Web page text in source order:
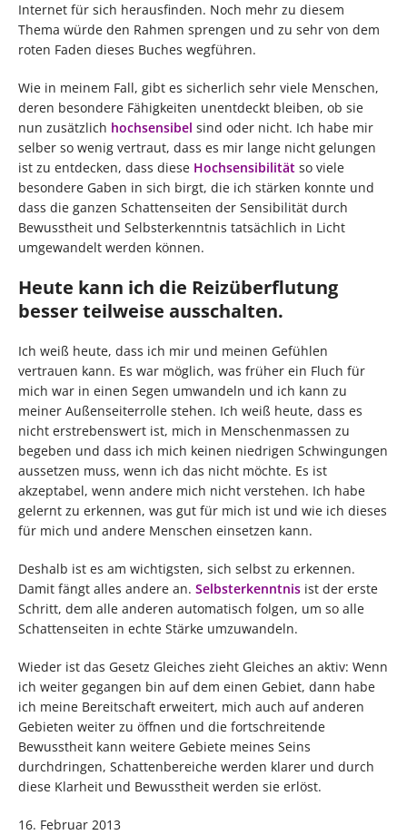
Internet für sich herausfinden. Noch mehr zu diesem
Thema würde den Rahmen sprengen und zu sehr von dem
roten Faden dieses Buches wegführen.
Wie in meinem Fall, gibt es sicherlich sehr viele Menschen,
deren besondere Fähigkeiten unentdeckt bleiben, ob sie
nun zusätzlich hochsensibel sind oder nicht. Ich habe mir
selber so wenig vertraut, dass es mir lange nicht gelungen
ist zu entdecken, dass diese Hochsensibilität so viele
besondere Gaben in sich birgt, die ich stärken konnte und
dass die ganzen Schattenseiten der Sensibilität durch
Bewusstheit und Selbsterkenntnis tatsächlich in Licht
umgewandelt werden können.
Heute kann ich die Reizüberflutung
besser teilweise ausschalten.
Ich weiß heute, dass ich mir und meinen Gefühlen
vertrauen kann. Es war möglich, was früher ein Fluch für
mich war in einen Segen umwandeln und ich kann zu
meiner Außenseiterrolle stehen. Ich weiß heute, dass es
nicht erstrebenswert ist, mich in Menschenmassen zu
begeben und dass ich mich keinen niedrigen Schwingungen
aussetzen muss, wenn ich das nicht möchte. Es ist
akzeptabel, wenn andere mich nicht verstehen. Ich habe
gelernt zu erkennen, was gut für mich ist und wie ich dieses
für mich und andere Menschen einsetzen kann.
Deshalb ist es am wichtigsten, sich selbst zu erkennen.
Damit fängt alles andere an. Selbsterkenntnis ist der erste
Schritt, dem alle anderen automatisch folgen, um so alle
Schattenseiten in echte Stärke umzuwandeln.
Wieder ist das Gesetz Gleiches zieht Gleiches an aktiv: Wenn
ich weiter gegangen bin auf dem einen Gebiet, dann habe
ich meine Bereitschaft erweitert, mich auch auf anderen
Gebieten weiter zu öffnen und die fortschreitende
Bewusstheit kann weitere Gebiete meines Seins
durchdringen, Schattenbereiche werden klarer und durch
diese Klarheit und Bewusstheit werden sie erlöst.
16. Februar 2013